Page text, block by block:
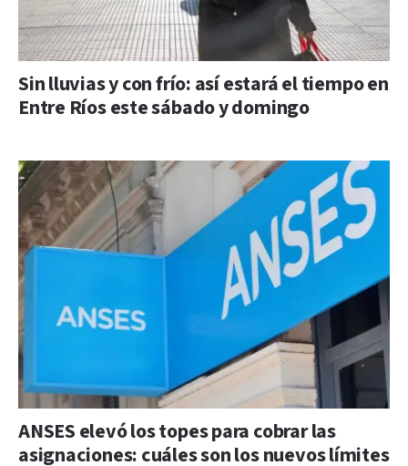
Sin lluvias y con frío: así estará el tiempo en
Entre Ríos este sábado y domingo
ANSES elevó los topes para cobrar las
asignaciones: cuáles son los nuevos límites